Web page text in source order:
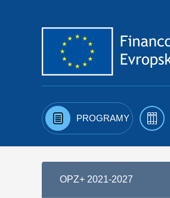
PROGRAMY
OPZ+ 2021-2027